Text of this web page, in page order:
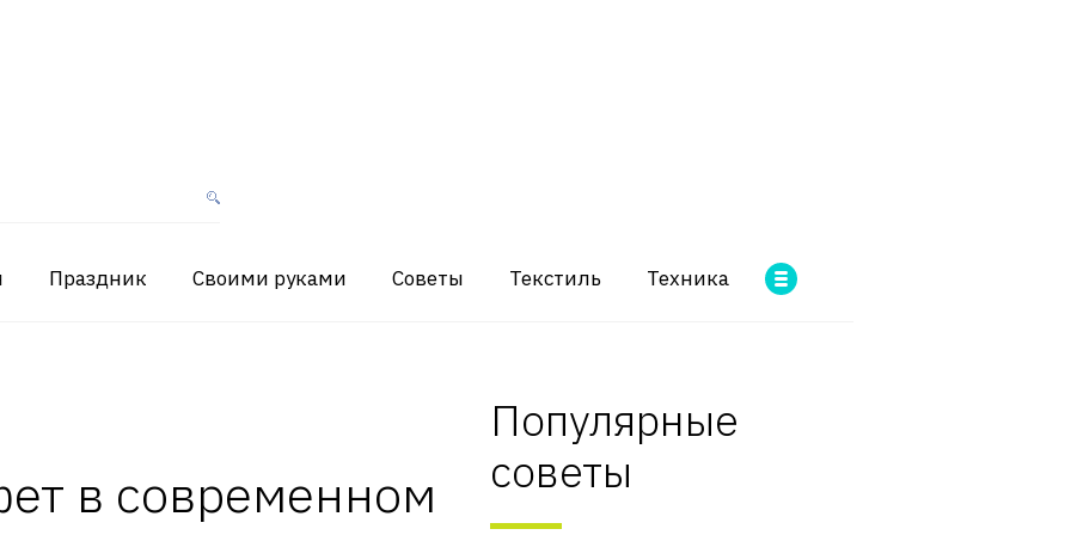
Праздник Своими руками Советы Текстиль Техника
в современном
Популярные
советы